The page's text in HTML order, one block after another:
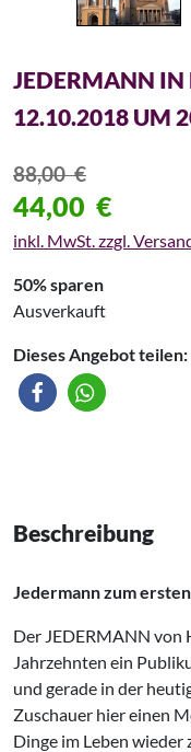
JEDERMANN IN
12.10.2018 UM
88,00€
44,00 €
inkl. MwSt. zzgl.
50% sparen
Ausverkauft
Dieses Angebot teilen:
Beschreibung
Jedermann zum
Der JEDERMANN
Jahrzehnten ein
und gerade in der
Zuschauer hier einen
Dinge im Leben wieder